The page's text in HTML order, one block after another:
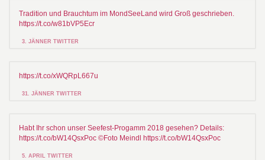
Tradition und Brauchtum im MondSeeLand wird Groß geschrieben.
https://t.co/w81bVP5Ecr
3. JÄNNER TWITTER
https://t.co/xWQRpL667u
31. JÄNNER TWITTER
Habt Ihr schon unser Seefest-Progamm 2018 gesehen? Details:
https://t.co/bW14QsxPoc ©Foto Meindl https://t.co/bW14QsxPoc
5. APRIL TWITTER